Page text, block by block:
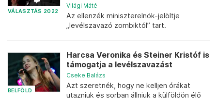
VÁLASZTÁS 2022
Világi Máté
Az ellenzék miniszterelnök-jelöltje
„levélszavazó zombiktól” tart.
BELFÖLD
Harcsa Veronika és Steiner Kristóf is
támogatja a levélszavazást
Cseke Balázs
Azt szeretnék, hogy ne kelljen órákat
utazniuk és sorban állniuk a külföldön élő